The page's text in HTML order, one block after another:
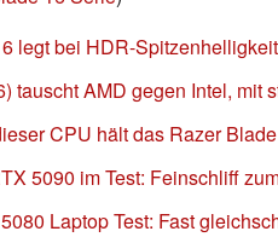
legt bei HDR-
tauscht AMD gegen Intel, mit
CPU hält das Razer
5090 im Test: Feinschliff
Laptop Test: Fast